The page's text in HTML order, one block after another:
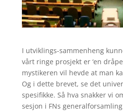
I utviklings-sammenheng
vårt ringe prosjekt er ‘en
mystikeren vil hevde at man
Og i dette brevet, se det
spesifikke. Så hva snakker vi
sesjon i FNs